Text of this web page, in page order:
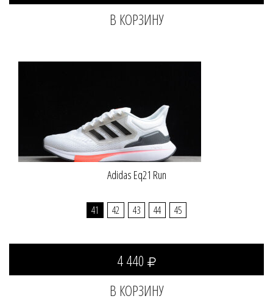
Adidas Eq21 Run
41 42 43 44 45
4 440